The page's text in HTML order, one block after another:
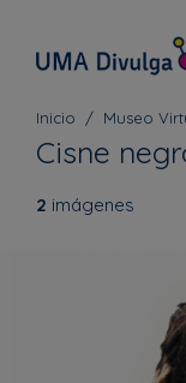
Inicio Museo
Cisne
2 imágenes